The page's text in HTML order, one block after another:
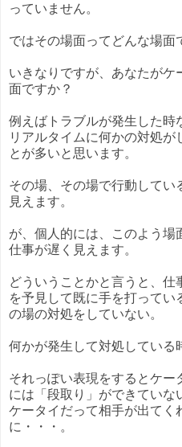
っていません。
ではその場面ってどんな場面
いきなりですが、あなたが
面ですか？
例えばトラブルが発生した時
リアルタイムに何かの対処が
とが多いと思います。
その場、その場で行動してい
見えます。
が、個人的には、このよう場
仕事が遅く見えます。
どういうことかと言うと、
を予見して既に手を打って
の場の対処をしていない。
何かが発生して対処している
それっぽい表現をするとケー
には「段取り」ができていな
ケータイだって相手が出てく
に・・・。